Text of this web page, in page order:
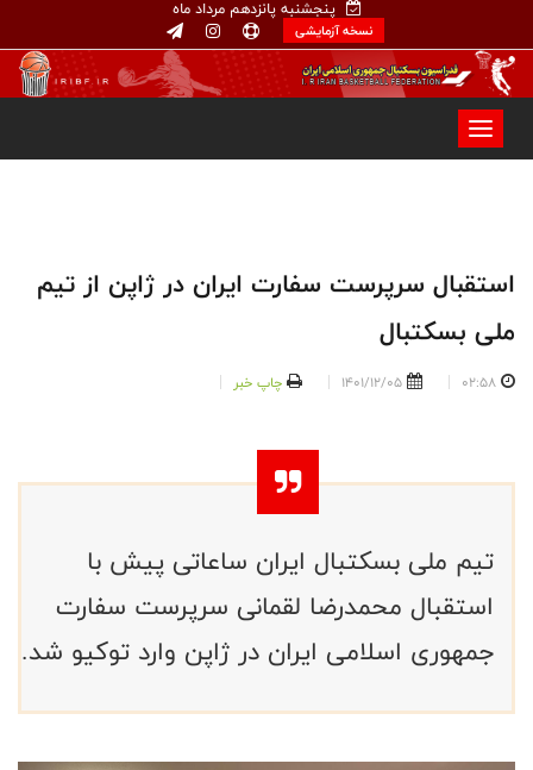
پنجشنبه پانزدهم مرداد ماه
نسخه آزمایشی
استقبال سرپرست سفارت ایران در ژاپن از تیم
ملی بسکتبال
02:58
1401/12/05 چاپ خبر
تیم ملی بسکتبال ایران ساعاتی پیش با
استقبال محمدرضا لقمانی سرپرست سفارت
جمهوری اسلامی ایران در ژاپن وارد توکیو شد.